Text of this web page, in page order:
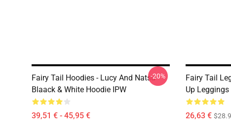
Fairy Tail Hoodies - Lucy And Natsu
Blaack & White Hoodie IPW
39,51 € - 45,95 €
-20%
Fairy Tail
Up
26,63 €